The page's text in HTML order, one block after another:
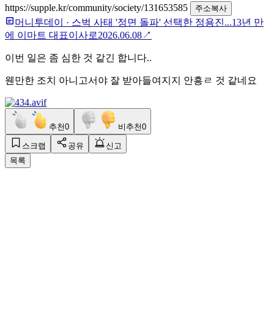
https://supple.kr/community/society/131653585
주소복사
머니투데이 · 스벅 사태 '정면 돌파' 선택한 정용진...13년 만
에 이마트 대표이사로2026.06.08↗
이번 일은 좀 심한 것 같긴 합니다..
웬만한 조치 아니고서야 잘 받아들여지지 안흥ㄹ 것 같네요
추천0 비추천0
스크랩 공유
신고
목록